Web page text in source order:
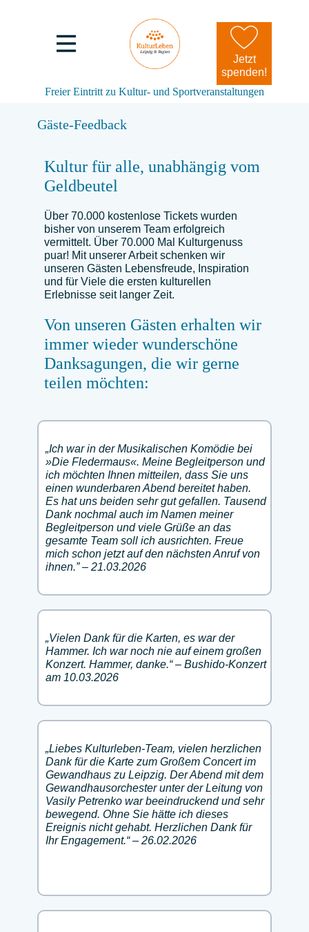
Jetzt
spenden!
Freier Eintritt zu Kultur- und Sportveranstaltungen
Gäste-Feedback
Kultur für alle, unabhängig vom
Geldbeutel
Über 70.000 kostenlose Tickets wurden
bisher von unserem Team erfolgreich
vermittelt. Über 70.000 Mal Kulturgenuss
puar! Mit unserer Arbeit schenken wir
unseren Gästen Lebensfreude, Inspiration
und für Viele die ersten kulturellen
Erlebnisse seit langer Zeit.
Von unseren Gästen erhalten wir
immer wieder wunderschöne
Danksagungen, die wir gerne
teilen möchten:
„Ich war in der Musikalischen Komödie bei
»Die Fledermaus«. Meine Begleitperson und
ich möchten Ihnen mitteilen, dass Sie uns
einen wunderbaren Abend bereitet haben.
Es hat uns beiden sehr gut gefallen. Tausend
Dank nochmal auch im Namen meiner
Begleitperson und viele Grüße an das
gesamte Team soll ich ausrichten. Freue
mich schon jetzt auf den nächsten Anruf von
ihnen.” – 21.03.2026
„Vielen Dank für die Karten, es war der
Hammer. Ich war noch nie auf einem großen
Konzert. Hammer, danke.“ – Bushido-Konzert
am 10.03.2026
„Liebes Kulturleben-Team, vielen herzlichen
Dank für die Karte zum Großem Concert im
Gewandhaus zu Leipzig. Der Abend mit dem
Gewandhausorchester unter der Leitung von
Vasily Petrenko war beeindruckend und sehr
bewegend. Ohne Sie hätte ich dieses
Ereignis nicht gehabt. Herzlichen Dank für
Ihr Engagement.“ – 26.02.2026